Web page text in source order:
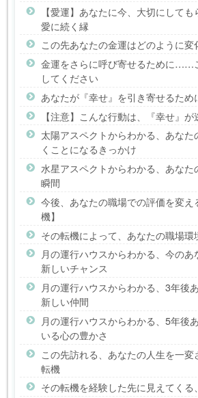
【愛運】あなたに今、大切にして
愛に続く縁
この先あなたの金運はどのように変
金運をさらに呼び寄せるために……
してください
あなたが『幸せ』を引き寄せるため
【注意】こんな行動は、『幸せ』
太陽アスペクトからわかる、あな
くことになるきっかけ
水星アスペクトからわかる、あなた
瞬間
今後、あなたの職場での評価を変
機】
その転機によって、あなたの職場環
月の運行ハウスからわかる、今のあ
新しいチャンス
月の運行ハウスからわかる、3年後
新しい仲間
月の運行ハウスからわかる、5年後
いる心の豊かさ
この先訪れる、あなたの人生を一
転機
その転機を経験した先に見えてく